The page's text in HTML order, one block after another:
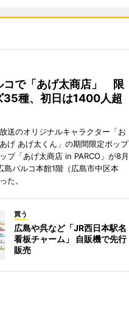
コで「あげ太商店」 限
35種、初日は1400人超
送のオリジナルキャラクター「お
げ あげ太くん」の期間限定ポップ
プ「あげ太商店 in PARCO」が8月
島パルコ本館1階（広島市中区本
た。
買う
広島や呉など「JR西日本駅名
看板チャーム」 自販機で先行
販売